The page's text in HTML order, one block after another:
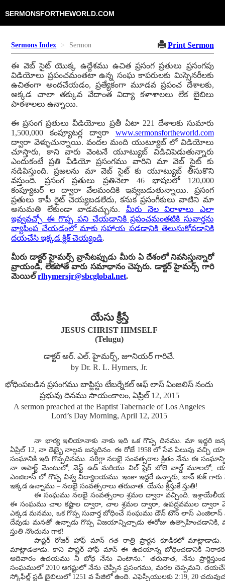
SERMONSFORTHEWORLD.COM
Sermons Index Sermon Print Sermon
ఈ వెబ్ సైట్ యొక్క ఉద్దేశము ఉచిత ప్రసంగ ప్రతులు ప్రసంగపు
విడియోలు ప్రపంచమంతటా ఉన్న సంఘ కాపరులకు మిస్సెనరీలకు
ఉచితంగా అందచేయడం, ప్రత్యేకంగా మూడవ ప్రపంచ దేశాలకు,
అక్కడ చాలా తక్కువ వేదాంత విద్యా కళాశాలలు లేక బైబిలు
పాఠశాలలు ఉన్నాయి.
ఈ ప్రసంగ ప్రతులు వీడియోలు ప్రతీ ఏటా 221 దేశాలకు సుమారు
1,500,000 కంప్యూటర్ల ద్వారా www.sermonsfortheworld.com
ద్వారా వెళ్ళుచున్నాయి. వందల మంది యుట్యూబ్ లో విడియోలు
చూస్తారు, కాని వారు వెంటనే యూట్యుబ్ విడిచిపెడుతున్నారు
ఎందుకంటే ప్రతి వీడియో ప్రసంగము వారిని మా వెబ్ సైట్ కు
నడిపిస్తుంది. ప్రజలను మా వెబ్ సైట్ కు యూట్యుబ్ తీసుకొని
వస్తుంది. ప్రసంగ ప్రతులు ప్రతినెలా 46 భాషలలో 120,000
కంప్యూటర్ ల ద్వారా వేలమందికి ఇవ్వబడుతున్నాయి. ప్రసంగ
ప్రతులు కాపీ రైట్ చెయ్యబడలేదు, కనుక ప్రసంగీకులు వాటిని మా
అనుమతి లేకుండా వాడవచ్చును. మీరు నెల విరాళాలు ఎలా
ఇవ్వవచ్చో ఈ గొప్ప పని చేయడానికి ప్రపంచమంతటికి సువార్తను
వ్యాపింప చేయడంలో మాకు సహాయ పడడానికి తెలుసుకోవడానికి
దయచేసి ఇక్కడ క్లిక్ చెయ్యండి.
మీరు డాక్టర్ హైమర్స్ వ్రాసేటప్పుడు మీరు ఏ దేశంలో నివసిస్తున్నారో
వ్రాయండి, లేకపోతే వారు సమాధానం చెప్పరు. డాక్టర్ హైమర్స్ గారి
మెయిల్rlhymersjr@sbcglobal.net.
యేసు క్రీస్తే
JESUS CHRIST HIMSELF
(Telugu)
డాక్టర్ అర్. ఎల్. హైమర్స్, జూనియర్ గారిచే.
by Dr. R. L. Hymers, Jr.
భోధింపబడిన ప్రసంగము బాప్టిస్టు టేబర్నేకల్ ఆఫ్ లాస్ ఏంజలిస్ నందు
ప్రభువు దినము సాయంకాలం, ఏప్రిల్ 12, 2015
A sermon preached at the Baptist Tabernacle of Los Angeles
Lord’s Day Morning, April 12, 2015
నా భార్య ఇలియానాకు నాకు ఇది ఒక గొప్ప దినము. మా ఇద్దరి
ఏప్రిల్ 12, నా డెబ్భై నాల్గవ జన్మదినం. ఈ రోజే 1958 లో సేవ పిలుపు వచ్చి
సంఘానికి ఇది గొప్పదినము. సరిగ్గా నలభై సంవత్సరాల క్రితం నేను ఈ
నా అపార్ట్ మెంటులో, వెస్ట్ ఉడ్ మరియు విల్ షైర్ బోలె వాల్డ్ మూలలో,
ఎంజిలాస్ లో గొప్ప విశ్వ విద్యాలయము. ఇంకా ఇద్దరే ఉన్నారు, జాన్ కుక్
ఇక్కడ ఉన్నాము – నలభై సంవత్సరాలు తరువాత. యేసు క్రీస్తుకే స్తుతి!
ఈ సంఘము నలభై సంవత్సరాల శ్రమల ద్వారా వచ్చింది.
ఈ సంఘము చాల కష్టాల ద్వారా, చాల శ్రమల ద్వారా, ఉపద్రవముల ద్వారా
ఎక్కడ మనము, ఒక గొప్ప సువార్త బోధించే సంఘము డౌన్ టౌన్ లాస్ ఎంజిలాస్
దేవుడు మనతో ఉన్నాడు గొప్ప విజయాన్నిచ్చాడు ఈరోజు ఉత్సాహించడానికి,
స్తుతి నొందును గాక!
పాష్టర్ రోజర్ హాఫ్ మాన్ గత రాత్రి ప్రార్ధన కూడికలో
మాట్లాడతాడు. కాని పాష్టర్ హాఫ్ మాన్ ఈ ఉదయాన్న బోధించడానికి
ఆదివారం ఉదయము నీ బోధ నేను వింటాను." తరువాత, నేను
సంఘములో 2010 ఆగష్టులో నేను చెప్పిన ప్రసంగము, మరల చెప్పమని.
స్కోఫీల్ద్ స్టడీ బైబిలులో 1251 వ పేజిలో ఉంది. ఎఫెస్సీయులకు 2:19, 20